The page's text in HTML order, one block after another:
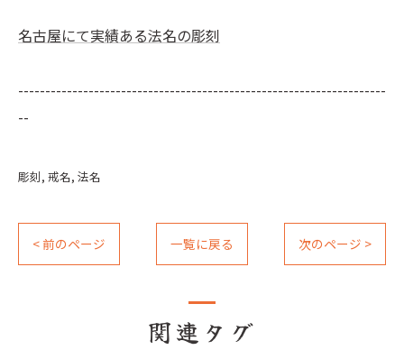
名古屋にて実績ある法名の彫刻
--------------------------------------------------------------------
--
彫刻 戒名 法名
< 前のページ 一覧に戻る 次のページ >
関連タグ